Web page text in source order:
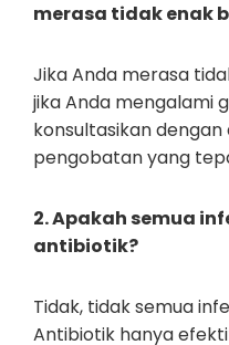
merasa tidak enak
Jika Anda merasa
jika Anda mengalami
konsultasikan
pengobatan yang
2. Apakah semua
antibiotik?
Tidak, tidak semua
Antibiotik hanya